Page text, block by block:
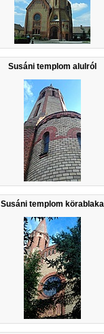
Susáni templom alulról
Susáni templom körablaka